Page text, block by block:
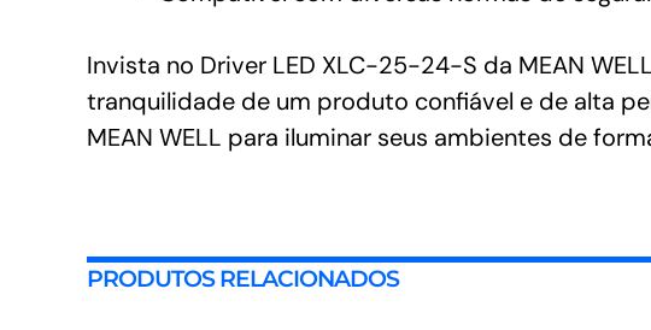
Invista no Driver LED XLC-25-24-S da MEAN
tranquilidade de um produto confiável e de alta
MEAN WELL para iluminar seus ambientes de
PRODUTOS RELACIONADOS